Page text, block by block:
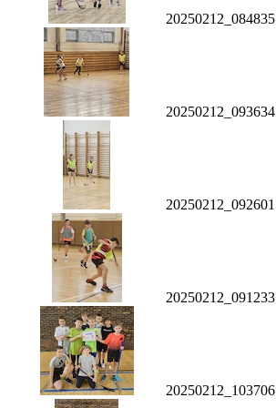
20250212_084835
20250212_093634
20250212_092601
20250212_091233
20250212_103706